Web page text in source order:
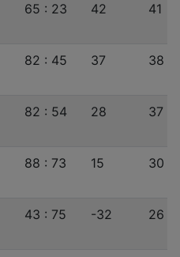
65 : 23 42 41
82 : 45 37 38
82 : 54 28 37
88 : 73 15 30
43 : 75 -32 26